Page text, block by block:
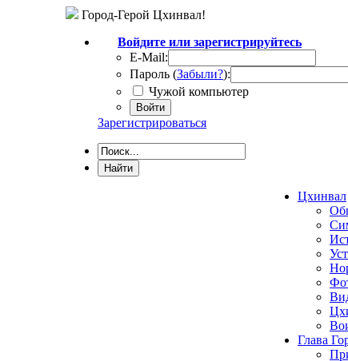
Город-Герой Цхинвал!
Войдите или зарегистрируйтесь
E-Mail:
Пароль (Забыли?):
Чужой компьютер
Войти
Зарегистрироваться
Цхинвал
Глава